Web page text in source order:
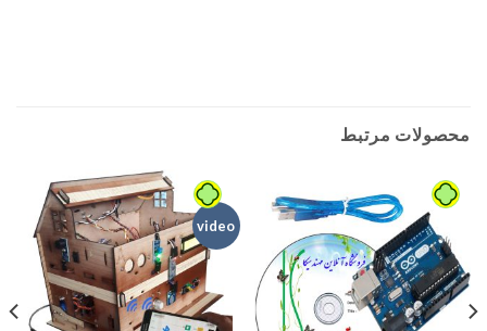
محصولات مرتبط
video